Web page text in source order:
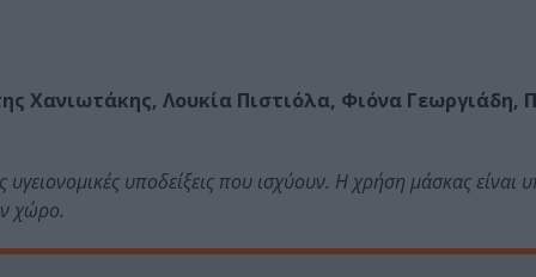
Χανιωτάκης, Λουκία Πιστιόλα, Φιόνα Γεωργιάδη,
υποδείξεις που ισχύουν. Η χρήση μάσκας είναι
χώρο.